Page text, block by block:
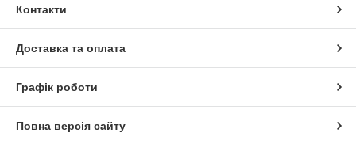
Контакти
Доставка та оплата
Графік роботи
Повна версія сайту